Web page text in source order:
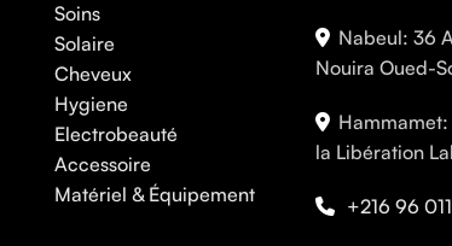
Soins
Solaire
Cheveux
Hygiene
Electrobeauté
Accessoire
Matériel & Équipement
Nabeul: 36
Nouira Oued-
Hammamet:
la Libération
+216 96